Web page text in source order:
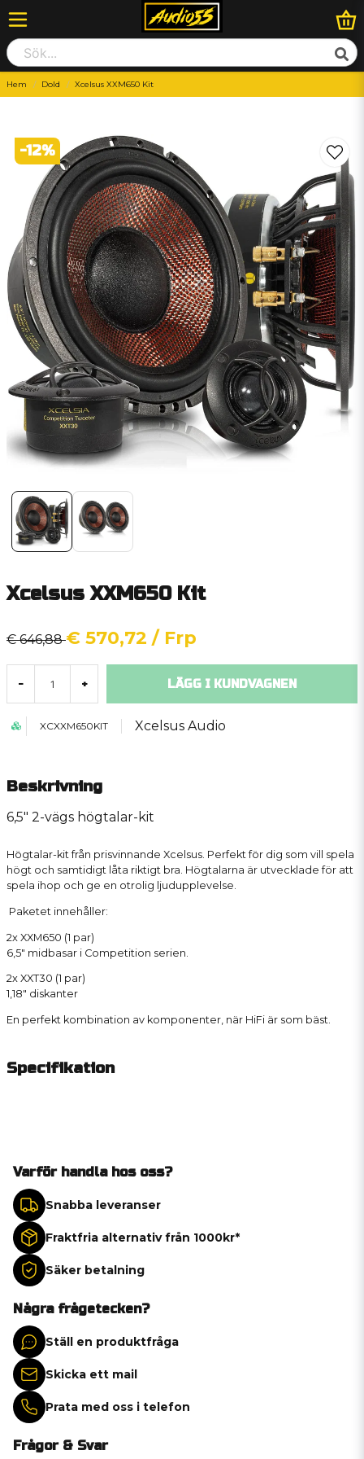
Hem Dold Xcelsus XXM650 Kit
-12%
Xcelsus XXM650 Kit
€ 646,88€ 570,72 / Frp
- + LÄGG I KUNDVAGNEN
XCXXM650KIT Xcelsus Audio
Beskrivning
6,5" 2-vägs högtalar-kit
Högtalar-kit från prisvinnande Xcelsus. Perfekt för dig som vill spela
högt och samtidigt låta riktigt bra. Högtalarna är utvecklade för att
spela ihop och ge en otrolig ljudupplevelse.
Paketet innehåller:
2x XXM650 (1 par)
6,5" midbasar i Competition serien.
2x XXT30 (1 par)
1,18" diskanter
En perfekt kombination av komponenter, när HiFi är som bäst.
Specifikation
Varför handla hos oss?
Snabba leveranser
Fraktfria alternativ från 1000kr*
Säker betalning
Några frågetecken?
Ställ en produktfråga
Skicka ett mail
Prata med oss i telefon
Frågor & Svar